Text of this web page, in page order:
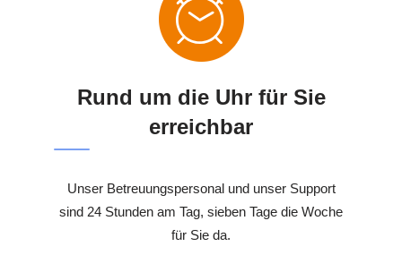
Rund um die Uhr für Sie
erreichbar
Unser Betreuungspersonal und unser Support
sind 24 Stunden am Tag, sieben Tage die Woche
für Sie da.